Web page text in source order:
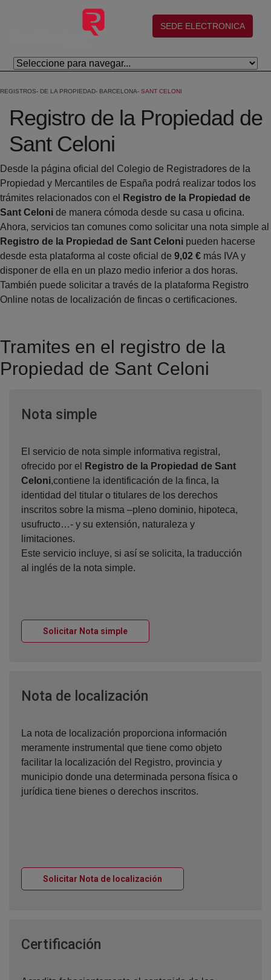
Salta al contingut principal
(abre en nueva ventana)
SEDE ELECTRONICA
REGISTROS DE LA PROPIEDAD BARCELONA SANT CELONI
Registro de la Propiedad de
Sant Celoni
Desde la página oficial del Colegio de Registradores de la
Propiedad y Mercantiles de España podrá realizar todos los
trámites relacionados con el
Registro de la Propiedad de
Sant Celoni de manera cómoda desde su casa u oficina.
Ahora, servicios tan comunes como solicitar una nota simple al
Registro de la Propiedad de Sant Celoni pueden hacerse
desde esta plataforma al coste oficial de 9,02 € más IVA y
disponer de ella en un plazo medio inferior a dos horas.
También puede solicitar a través de la plataforma Registro
Online notas de localización de fincas o certificaciones.
Tramites en el registro de la
Propiedad de Sant Celoni
Nota simpleVentana nueva
El servicio de nota simple informativa registral,
ofrecido por el
Registro de la Propiedad de Sant
Celoni,contiene la identificación de la finca, la
identidad del titular o titulares de los derechos
inscritos sobre la misma –pleno dominio, hipoteca,
usufructo…- y su extensión, naturaleza y
limitaciones.
Este servicio incluye, si así se solicita, la traducción
al inglés de la nota simple.
Solicitar Nota simpleVentana nueva
Nota de localización
La nota de localización proporciona información
meramente instrumental que tiene como objeto
facilitar la localización del Registro, provincia y
municipio donde una determinada persona física o
jurídica tiene bienes o derechos inscritos.
Solicitar Nota de localización
Certificación